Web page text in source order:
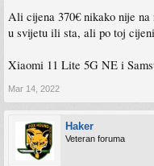
Ali cijena 370€ nikako nije
u svijetu ili sta, ali po toj
Xiaomi 11 Lite 5G NE i
Mar 14, 2022
Haker
Veteran foruma